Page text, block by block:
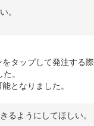
。
タップして発注する
。
となりました。
るようにしてほしい。